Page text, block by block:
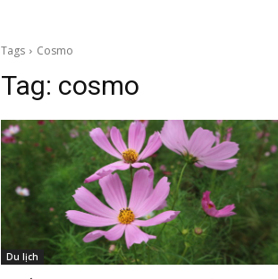
Tags Cosmo
Tag: cosmo
Du lịch